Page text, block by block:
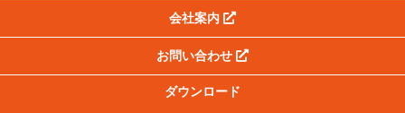
会社案内
お問い合わせ
ダウンロード